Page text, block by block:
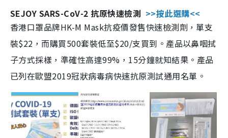
SEJOY SARS-CoV-2 抗原快速檢測 >>按此選購<<
香港口罩品牌HK-M Mask抗疫價發售快速檢測劑，單支
裝$22，而購買500套裝低至$20/支買到。產品以鼻咽拭
子方式採樣，準確性高達99%，15分鐘就知結果。產品
已列在歐盟2019冠狀病毒病快速抗原測試通用名單。